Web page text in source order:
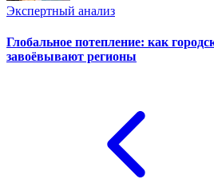
Экспертный анализ
Глобальное потепление: как
завоёвывают регионы